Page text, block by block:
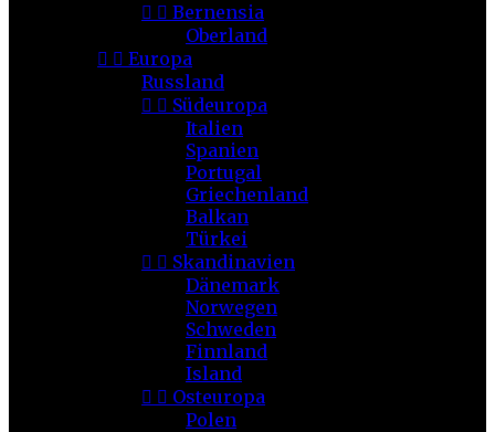
  Bernensia
Oberland
  Europa
Russland
  Südeuropa
Italien
Spanien
Portugal
Griechenland
Balkan
Türkei
  Skandinavien
Dänemark
Norwegen
Schweden
Finnland
Island
  Osteuropa
Polen